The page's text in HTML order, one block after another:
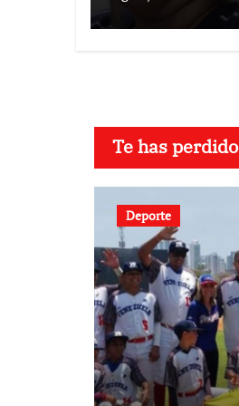
Te has perdido
Deporte